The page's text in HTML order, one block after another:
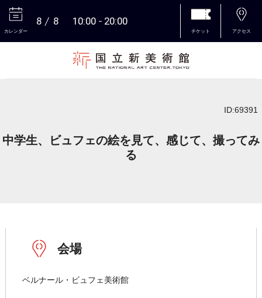
カレンダー
8 8 10:00 20:00
チケット アクセス
ID:69391
中学生、ビュフェの絵を見て、感じて、撮ってみ
る
会場
ベルナール・ビュフェ美術館